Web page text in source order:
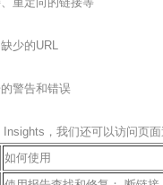
少的URL
警告和错误
，我们还可以访问页
如何使用